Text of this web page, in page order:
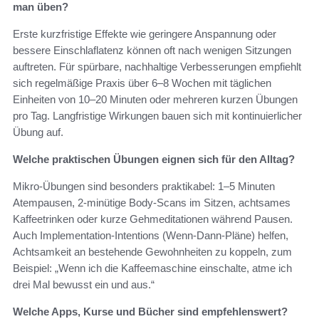
man üben?
Erste kurzfristige Effekte wie geringere Anspannung oder
bessere Einschlaflatenz können oft nach wenigen Sitzungen
auftreten. Für spürbare, nachhaltige Verbesserungen empfiehlt
sich regelmäßige Praxis über 6–8 Wochen mit täglichen
Einheiten von 10–20 Minuten oder mehreren kurzen Übungen
pro Tag. Langfristige Wirkungen bauen sich mit kontinuierlicher
Übung auf.
Welche praktischen Übungen eignen sich für den Alltag?
Mikro-Übungen sind besonders praktikabel: 1–5 Minuten
Atempausen, 2‑minütige Body-Scans im Sitzen, achtsames
Kaffeetrinken oder kurze Gehmeditationen während Pausen.
Auch Implementation-Intentions (Wenn-Dann-Pläne) helfen,
Achtsamkeit an bestehende Gewohnheiten zu koppeln, zum
Beispiel: „Wenn ich die Kaffeemaschine einschalte, atme ich
drei Mal bewusst ein und aus.“
Welche Apps, Kurse und Bücher sind empfehlenswert?